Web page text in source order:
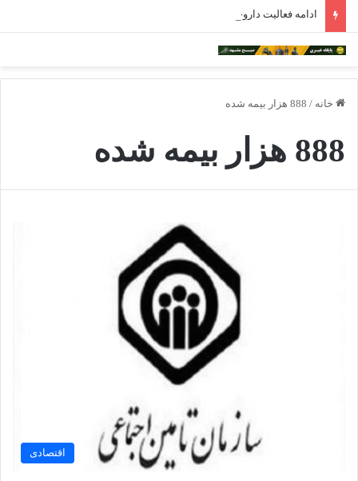
خانه / 888 هزار بیمه شده
888 هزار بیمه شده
اقتصادی